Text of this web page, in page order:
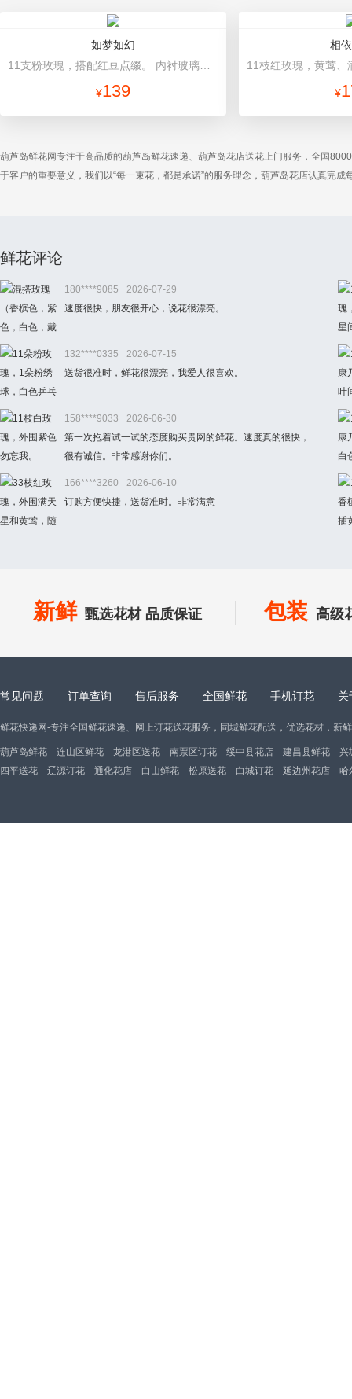
如梦如幻
¥139
相
¥
葫芦岛鲜花网专注于高品质的葫芦岛鲜花速递、葫芦岛花店送花上门服务，全国
于客户的重要意义，我们以“每一束花，都是承诺”的服务理念，葫芦岛花店认真完
鲜花评论
180****9085
2026-07-29
速度很快，朋友很开心，说花很漂亮。
132****0335
2026-07-15
送货很准时，鲜花很漂亮，我爱人很喜欢。
158****9033
2026-06-30
第一次抱着试一试的态度购买贵网的鲜花。速度真的很快，
很有诚信。非常感谢你们。
166****3260
2026-06-10
订购方便快捷，送货准时。非常满意
新鲜 甄选花材 品质保证 包装 高级
常见问题 订单查询 售后服务 全国鲜花 手机订花 关
鲜花快递网-专注全国鲜花速递、网上订花送花服务，同城鲜花配送，优选花材，新
葫芦岛鲜花 连山区鲜花 龙港区送花 南票区订花 绥中县花店 建昌县鲜花
兴
四平送花
辽源订花 通化花店 白山鲜花 松原送花 白城订花 延边州花店 哈